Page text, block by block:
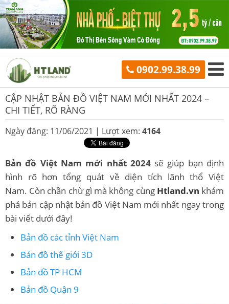
0902.99.38.99
CẬP NHẬT BẢN ĐỒ VIỆT NAM MỚI NHẤT 2024 –
CHI TIẾT, RÕ RÀNG
Ngày đăng: 11/06/2021 | Lượt xem: 4164
Bản đồ Việt Nam mới nhất 2024 sẽ giúp bạn định
hình rõ hơn tổng quát về diện tích lãnh thổ Việt
Nam. Còn chần chừ gì mà không cùngHtland.vn khám
phá bản cập nhật bản đồ Việt Nam mới nhất ngay trong
bài viết dưới đây!
Bản đồ các tỉnh Việt Nam
Bản đồ thế giới 3D
Bản đồ TP HCM
Bản đồ Quận 9